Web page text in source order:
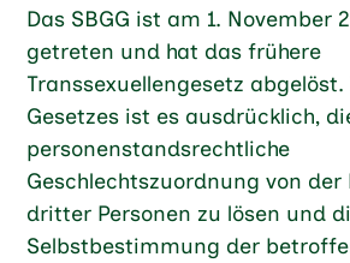
Das SBGG ist am 1. November
getreten und hat das frühere
Transsexuellengesetz abgelöst.
Gesetzes ist es ausdrücklich,
personenstandsrechtliche
Geschlechtszuordnung von der
dritter Personen zu lösen und
Selbstbestimmung der